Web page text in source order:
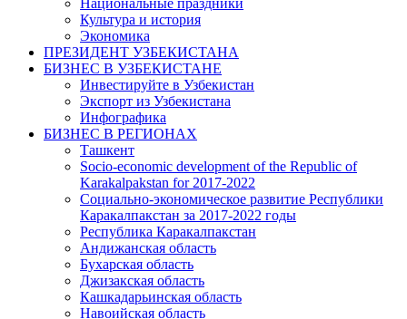
Национальные праздники
Культура и история
Экономика
ПРЕЗИДЕНТ УЗБЕКИСТАНА
БИЗНЕС В УЗБЕКИСТАНЕ
Инвестируйте в Узбекистан
Экспорт из Узбекистана
Инфографика
БИЗНЕС В РЕГИОНАХ
Ташкент
Socio-economic development of the Republic of
Karakalpakstan for 2017-2022
Социально-экономическое развитие Республики
Каракалпакстан за 2017-2022 годы
Республика Каракалпакстан
Андижанская область
Бухарская область
Джизакская область
Кашкадарьинская область
Навоийская область